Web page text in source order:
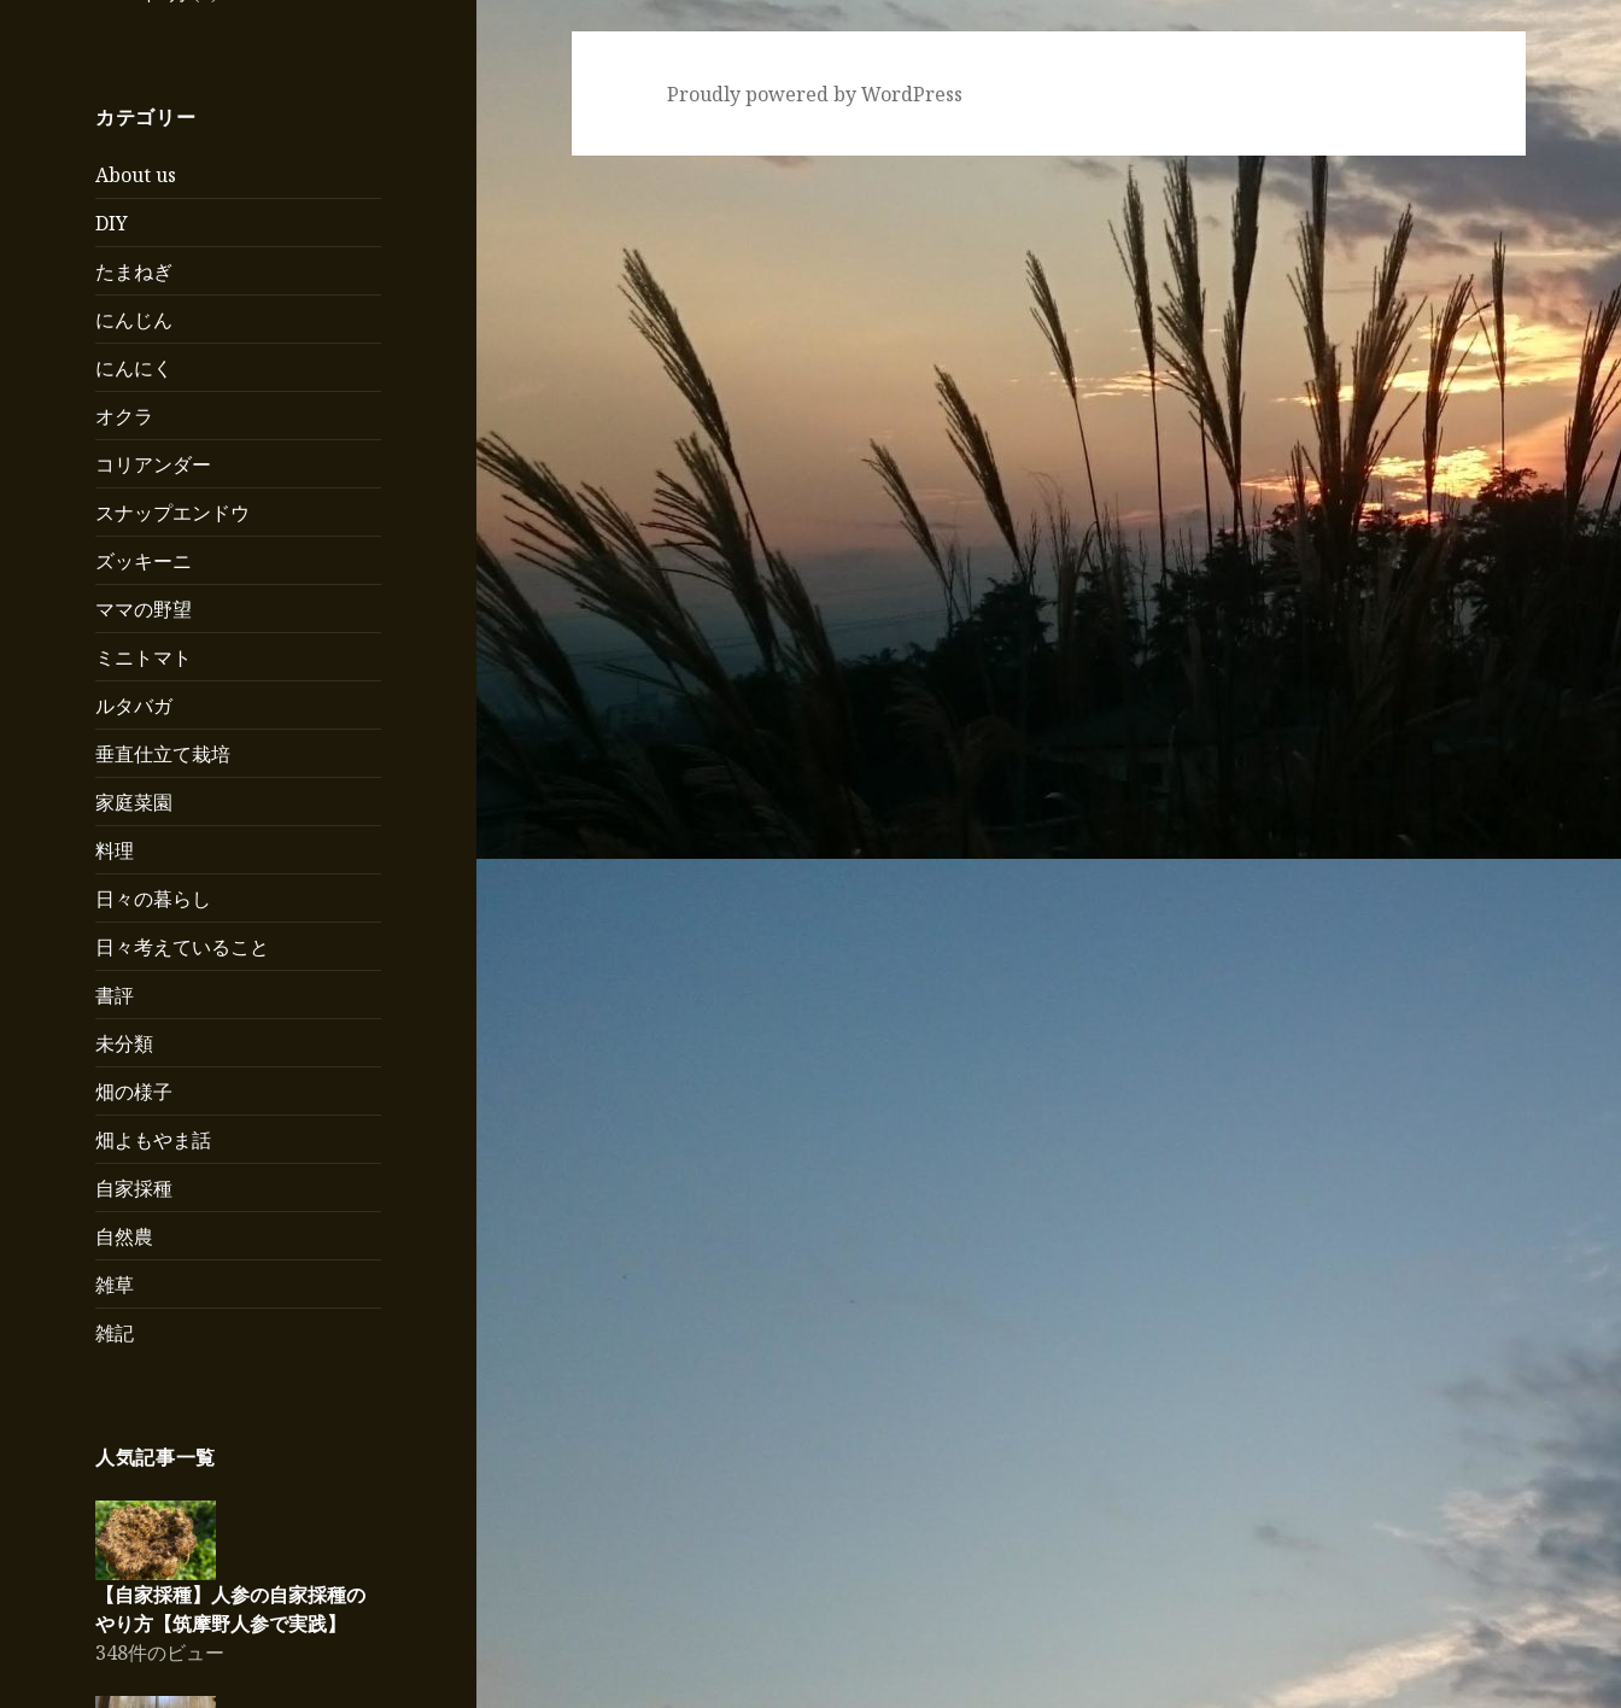
カテゴリー
About us
DIY
たまねぎ
にんじん
にんにく
オクラ
コリアンダー
スナップエンドウ
ズッキーニ
ママの野望
ミニトマト
ルタバガ
垂直仕立て栽培
家庭菜園
料理
日々の暮らし
日々考えていること
書評
未分類
畑の様子
畑よもやま話
自家採種
自然農
雑草
雑記
人気記事一覧
【自家採種】人参の自家採種の
やり方【筑摩野人参で実践】
348件のビュー
Proudly powered by WordPress